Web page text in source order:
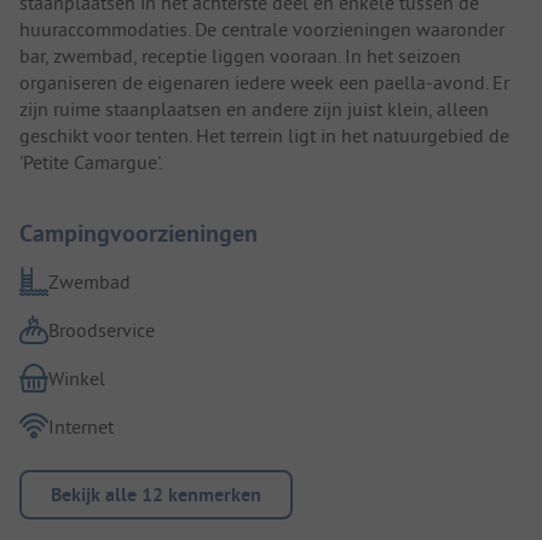
huuraccommodaties. De centrale voorzieningen waaronder
bar, zwembad, receptie liggen vooraan. In het seizoen
organiseren de eigenaren iedere week een paella-avond. Er
zijn ruime staanplaatsen en andere zijn juist klein, alleen
geschikt voor tenten. Het terrein ligt in het natuurgebied de
'Petite Camargue'.
Campingvoorzieningen
Zwembad
Broodservice
Winkel
Internet
Bekijk alle 12 kenmerken